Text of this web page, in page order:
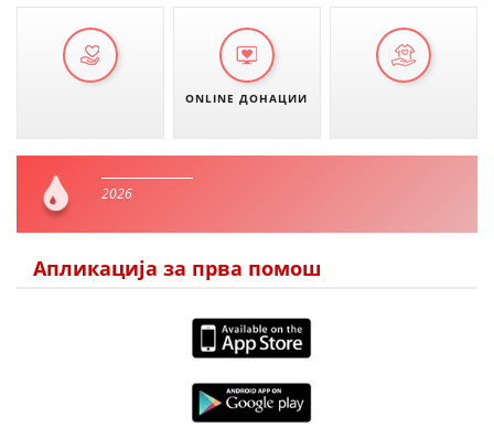
ONLINE ДОНАЦИИ
2026
Апликација за прва помош